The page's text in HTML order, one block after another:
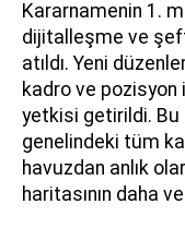
Kararnamenin 1.
dijitalleşme ve
atıldı. Yeni
kadro ve pozisyon
yetkisi getirildi.
genelindeki tüm
havuzdan anlık
haritasının daha